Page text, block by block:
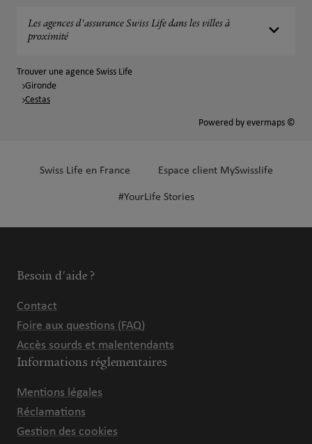
Les agences d'assurance Swiss Life dans les villes à
proximité
Trouver une agence Swiss Life
Gironde
Cestas
Powered by evermaps ©
Swiss Life en France Espace client MySwisslife
#YourLife Stories
Besoin d'aide ?
Contact
Foire aux questions (FAQ)
Accès sourds et malentendants
Informations réglementaires
Mentions légales
Réclamations
Gestion des cookies